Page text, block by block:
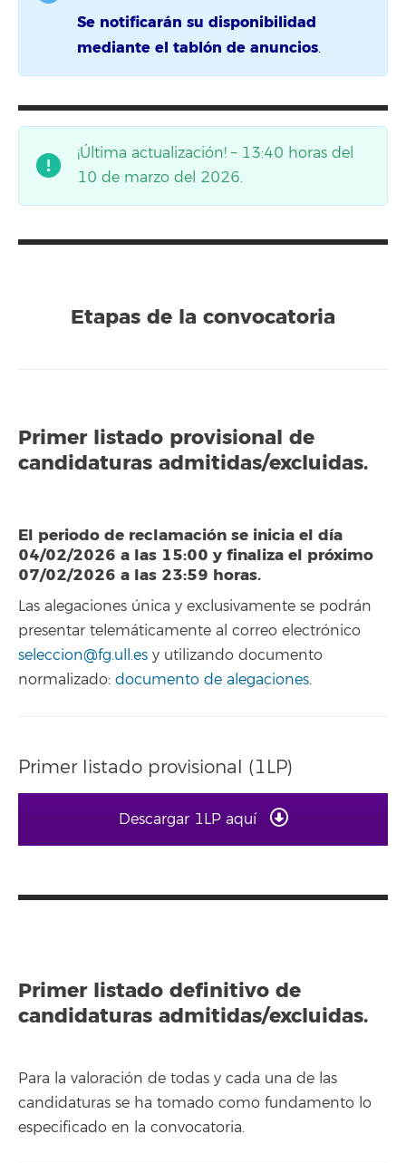
Se notificarán su disponibilidad
mediante el tablón de anuncios.
¡Última actualización! – 13:40 horas del
10 de marzo del 2026.
Etapas de la convocatoria
Primer listado provisional de
candidaturas admitidas/excluidas.
El periodo de reclamación se inicia el día
04/02/2026 a las 15:00 y finaliza el próximo
07/02/2026 a las 23:59 horas.
Las alegaciones única y exclusivamente se podrán
presentar telemáticamente al correo electrónico
seleccion@fg.ull.es y utilizando documento
normalizado: documento de alegaciones.
Primer listado provisional (1LP)
Descargar 1LP aquí
Primer listado definitivo de
candidaturas admitidas/excluidas.
Para la valoración de todas y cada una de las
candidaturas se ha tomado como fundamento lo
especificado en la convocatoria.